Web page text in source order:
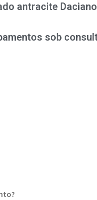
antracite Daciano
sob